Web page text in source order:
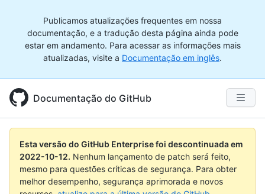
Publicamos atualizações frequentes em nossa
documentação, e a tradução desta página ainda pode
estar em andamento. Para acessar as informações mais
atualizadas, visite a Documentação em inglês.
Documentação do GitHub
Esta versão do GitHub Enterprise foi descontinuada em
2022-10-12. Nenhum lançamento de patch será feito,
mesmo para questões críticas de segurança. Para obter
melhor desempenho, segurança aprimorada e novos